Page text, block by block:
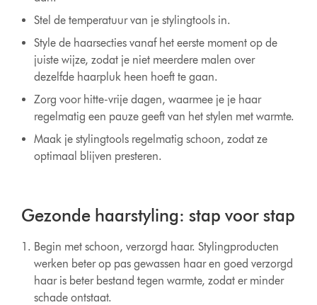
Stel de temperatuur van je stylingtools in.
Style de haarsecties vanaf het eerste moment op de
juiste wijze, zodat je niet meerdere malen over
dezelfde haarpluk heen hoeft te gaan.
Zorg voor hitte-vrije dagen, waarmee je je haar
regelmatig een pauze geeft van het stylen met warmte.
Maak je stylingtools regelmatig schoon, zodat ze
optimaal blijven presteren.
Gezonde haarstyling: stap voor stap
Begin met schoon, verzorgd haar. Stylingproducten
werken beter op pas gewassen haar en goed verzorgd
haar is beter bestand tegen warmte, zodat er minder
schade ontstaat.